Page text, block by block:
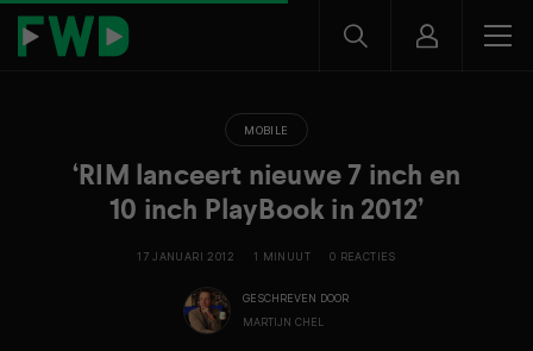
MOBILE
‘RIM lanceert nieuwe 7 inch en
10 inch PlayBook in 2012’
17 JANUARI 2012 1 MINUUT 0 REACTIES
GESCHREVEN DOOR
MARTIJN CHEL